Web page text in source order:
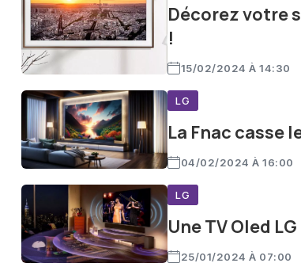
Décorez votre
!
15/02/2024 À 14:30
LG
La Fnac casse
04/02/2024 À 16:00
LG
Une TV Oled
25/01/2024 À 07:00